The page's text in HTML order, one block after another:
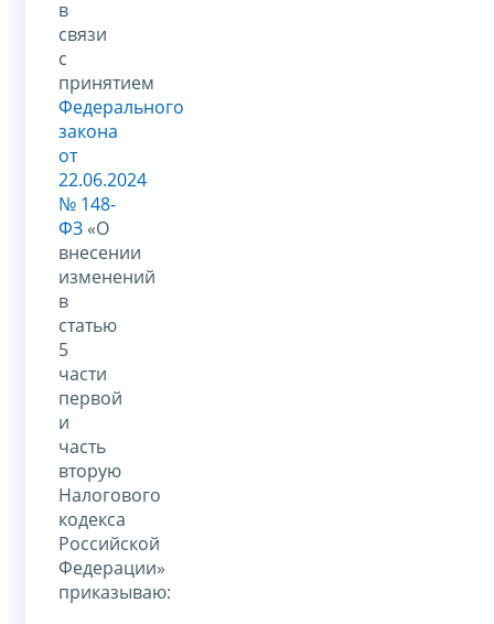
в
связи
с
принятием
Федерального
закона
от
22.06.2024
№ 148-
ФЗ «О
внесении
изменений
в
статью
5
части
первой
и
часть
вторую
Налогового
кодекса
Российской
Федерации»
приказываю: